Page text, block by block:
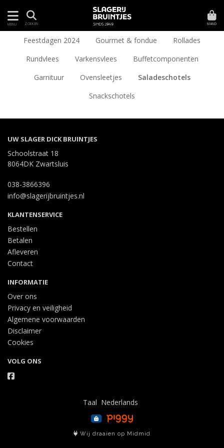
MENU ZOEKEN MAND
Feestdagen 2024 Gourmet & fondue
Rollades
Rundvlees
Varkensvlees
Buffetcomponenten
Garnituur
Ovensleetjes
Saladeschotels
Snackschotels
UW SLAGER DICK BRUINTJES
Schoolstraat 18
8064DK Zwartsluis
038-3866396
info@slagerijbruintjes.nl
KLANTENSERVICE
Bestellen
Betalen
Afleveren
Contact
INFORMATIE
Over ons
Privacy en veiligheid
Algemene voorwaarden
Disclaimer
Cookies
VOLG ONS
Taal
Wij draaien op Midmid